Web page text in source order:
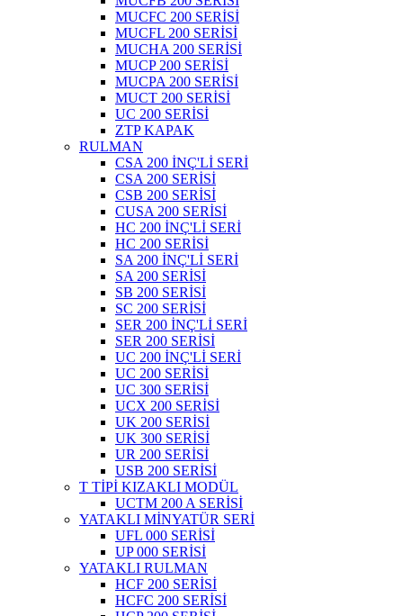
MUCFC 200 SERİSİ
MUCFL 200 SERİSİ
MUCHA 200 SERİSİ
MUCP 200 SERİSİ
MUCPA 200 SERİSİ
MUCT 200 SERİSİ
UC 200 SERİSİ
ZTP KAPAK
RULMAN
CSA 200 İNÇ'Lİ SERİ
CSA 200 SERİSİ
CSB 200 SERİSİ
CUSA 200 SERİSİ
HC 200 İNÇ'Lİ SERİ
HC 200 SERİSİ
SA 200 İNÇ'Lİ SERİ
SA 200 SERİSİ
SB 200 SERİSİ
SC 200 SERİSİ
SER 200 İNÇ'Lİ SERİ
SER 200 SERİSİ
UC 200 İNÇ'Lİ SERİ
UC 200 SERİSİ
UC 300 SERİSİ
UCX 200 SERİSİ
UK 200 SERİSİ
UK 300 SERİSİ
UR 200 SERİSİ
USB 200 SERİSİ
T TİPİ KIZAKLI MODÜL
UCTM 200 A SERİSİ
YATAKLI MİNYATÜR SERİ
UFL 000 SERİSİ
UP 000 SERİSİ
YATAKLI RULMAN
HCF 200 SERİSİ
HCFC 200 SERİSİ